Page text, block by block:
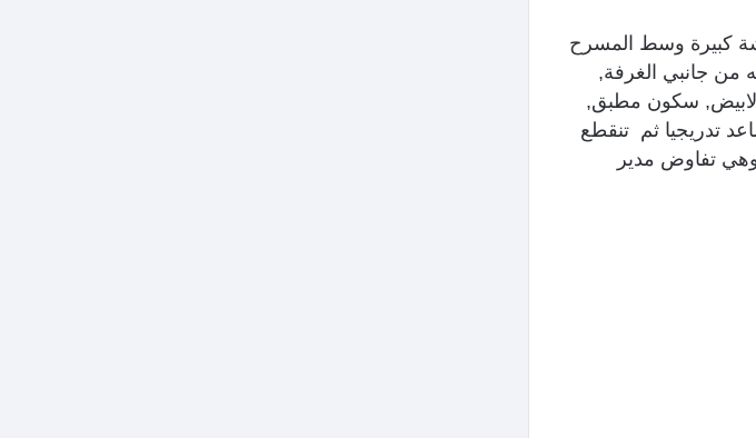
كبيرة وسط المسرح
جانبي الغرفة,
سكون مطبق,
تدريجيا ثم تنقطع
تفاوض مدير